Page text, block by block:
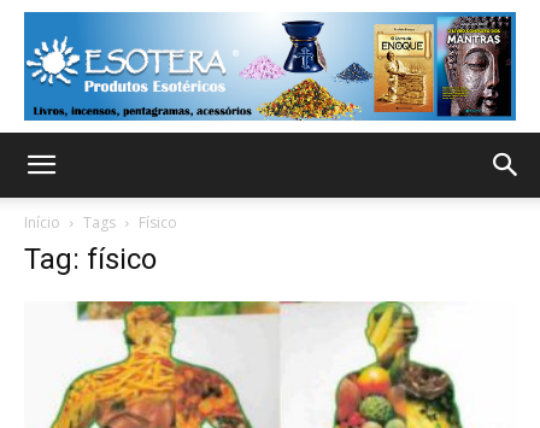
Início Tags Físico
Tag: físico